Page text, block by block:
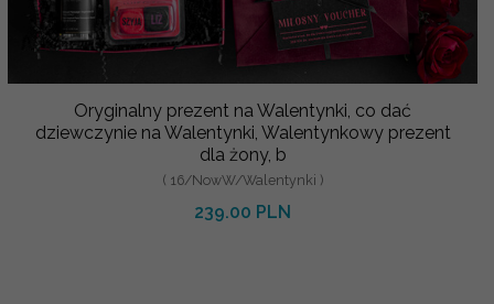
Oryginalny prezent na Walentynki, co dać
dziewczynie na Walentynki, Walentynkowy prezent
dla żony, b
( 16/NowW/Walentynki )
239.00 PLN